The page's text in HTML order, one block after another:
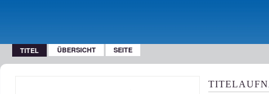
TITEL ÜBERSICHT SEITE